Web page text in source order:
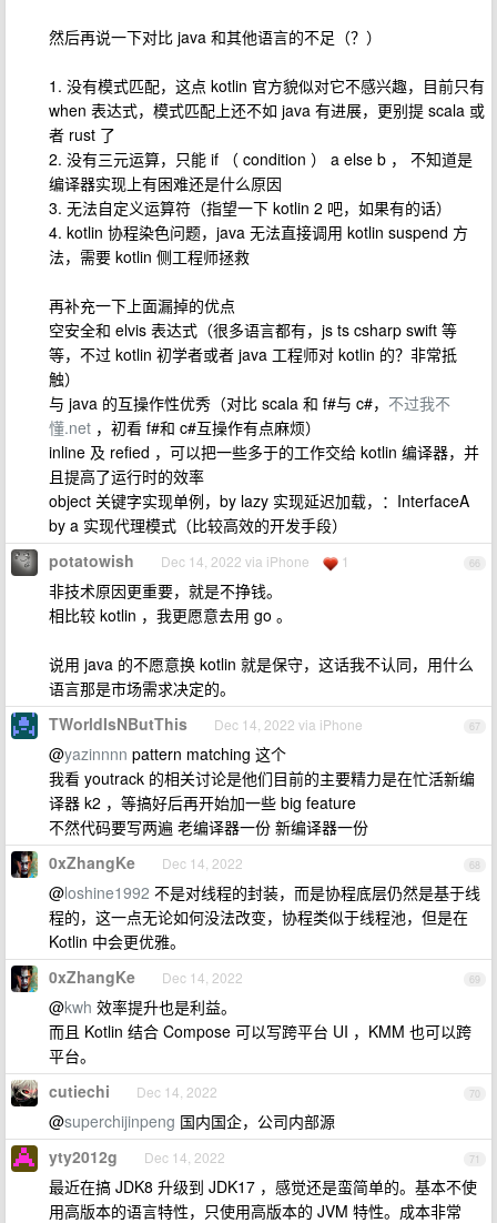
然后再说一下对比 java 和其他语言的不足（？）
1. 没有模式匹配，这点 kotlin 官方貌似对它不感兴趣，目前只有
when 表达式，模式匹配上还不如 java 有进展，更别提 scala 或
者 rust 了
2. 没有三元运算，只能 if （ condition ） a else b ， 不知道是
编译器实现上有困难还是什么原因
3. 无法自定义运算符（指望一下 kotlin 2 吧，如果有的话）
4. kotlin 协程染色问题，java 无法直接调用 kotlin suspend 方
法，需要 kotlin 侧工程师拯救
再补充一下上面漏掉的优点
空安全和 elvis 表达式（很多语言都有，js ts csharp swift 等
等，不过 kotlin 初学者或者 java 工程师对 kotlin 的？非常抵
触）
与 java 的互操作性优秀（对比 scala 和 f#与 c#， 不过我不
懂.net ，初看 f#和 c#互操作有点麻烦）
inline 及 refied ，可以把一些多于的工作交给 kotlin 编译器，并
且提高了运行时的效率
object 关键字实现单例，by lazy 实现延迟加载，：InterfaceA
by a 实现代理模式（比较高效的开发手段）
66
potatowish Dec 14, 2022 via iPhone 1
非技术原因更重要，就是不挣钱。
相比较 kotlin ，我更愿意去用 go 。
说用 java 的不愿意换 kotlin 就是保守，这话我不认同，用什么
语言那是市场需求决定的。
67
TWorldIsNButThis Dec 14, 2022 via iPhone
@yazinnnn pattern matching 这个
我看 youtrack 的相关讨论是他们目前的主要精力是在忙活新编
译器 k2 ，等搞好后再开始加一些 big feature
不然代码要写两遍 老编译器一份 新编译器一份
68
0xZhangKe Dec 14, 2022
@loshine1992 不是对线程的封装，而是协程底层仍然是基于线
程的，这一点无论如何没法改变，协程类似于线程池，但是在
Kotlin 中会更优雅。
69
0xZhangKe Dec 14, 2022
@kwh 效率提升也是利益。
而且 Kotlin 结合 Compose 可以写跨平台 UI ，KMM 也可以跨
平台。
70
cutiechi Dec 14, 2022
@superchijinpeng 国内国企，公司内部源
71
yty2012g Dec 14, 2022
最近在搞 JDK8 升级到 JDK17 ，感觉还是蛮简单的。基本不使
用高版本的语言特性，只使用高版本的 JVM 特性。成本非常